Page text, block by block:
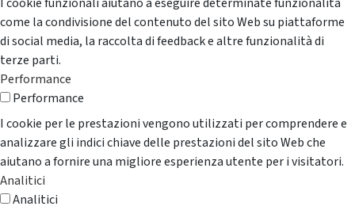
come la condivisione del contenuto del sito Web su piattaforme
di social media, la raccolta di feedback e altre funzionalità di
terze parti.
Performance
Performance
I cookie per le prestazioni vengono utilizzati per comprendere e
analizzare gli indici chiave delle prestazioni del sito Web che
aiutano a fornire una migliore esperienza utente per i visitatori.
Analitici
Analitici